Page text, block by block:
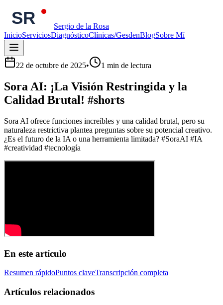
Sergio de la Rosa
InicioServiciosDiagnósticoClínicas/GesdenBlogSobre Mí
22 de octubre de 2025• 1 min de lectura
Sora AI: ¡La Visión Restringida y la
Calidad Brutal! #shorts
Sora AI ofrece funciones increíbles y una calidad brutal, pero su
naturaleza restrictiva plantea preguntas sobre su potencial creativo.
¿Es el futuro de la IA o una herramienta limitada? #SoraAI #IA
#creatividad #tecnología
En este artículo
Resumen rápidoPuntos claveTranscripción completa
Artículos relacionados